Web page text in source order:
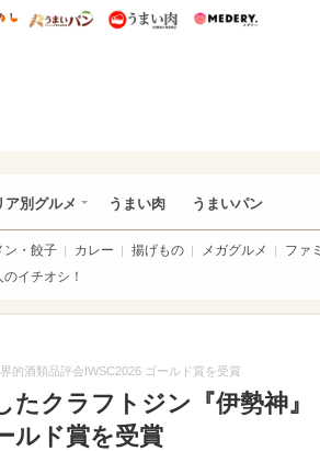
ニー特集
うまいめし うまいパン うまい肉
ア別グルメ うまい肉 うまいパン
ン・餃子 カレー 揚げもの メガグルメ ファ
のイチオシ！
的酒類品評会IWSC2026 ゴールド賞を受賞
たクラフトジン『伊勢神
ルド賞を受賞